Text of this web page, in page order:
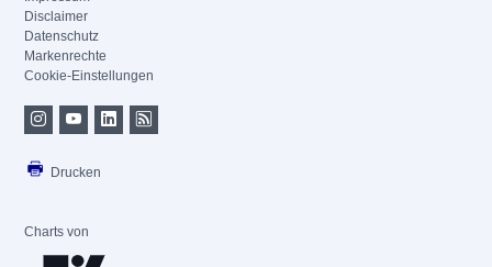
Disclaimer
Datenschutz
Markenrechte
Cookie-Einstellungen
Drucken
Charts von